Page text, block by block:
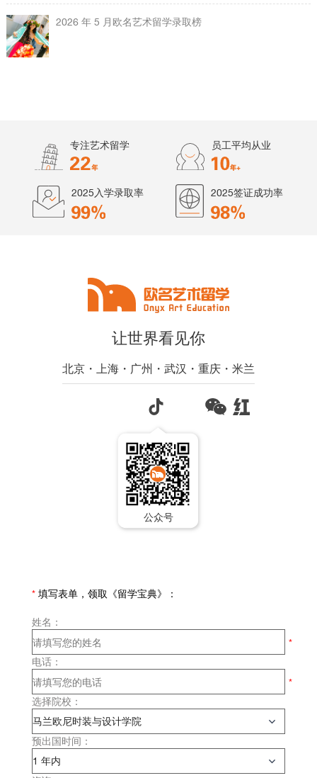
2026 年 5 月欧名艺术留学录取榜
专注艺术留学 员工平均从业
2025入学录取率 2025签证成功率
让世界看见你
北京・上海・广州・武汉・重庆・米兰
公众号
* 填写表单，领取《留学宝典》：
姓名：
电话：
选择院校：
预出国时间：